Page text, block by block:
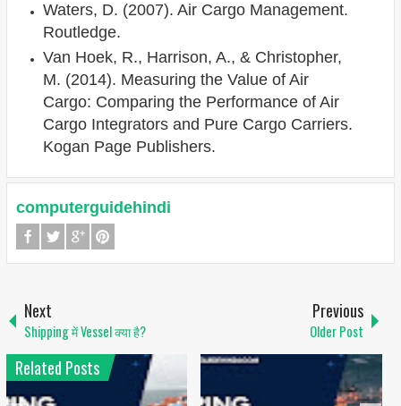
Waters, D. (2007). Air Cargo Management.
Routledge.
Van Hoek, R., Harrison, A., & Christopher,
M. (2014). Measuring the Value of Air
Cargo: Comparing the Performance of Air
Cargo Integrators and Pure Cargo Carriers.
Kogan Page Publishers.
computerguidehindi
Next
Shipping में Vessel क्या है?
Previous
Older Post
Related Posts